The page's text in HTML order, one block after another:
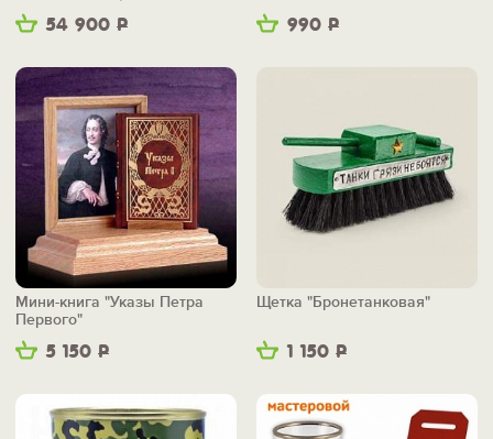
54 900 Р
коньяка)
990 Р
5 150 Р
Мини-книга "Указы Петра
Первого"
1 150 Р
Щетка "Бронетанковая"